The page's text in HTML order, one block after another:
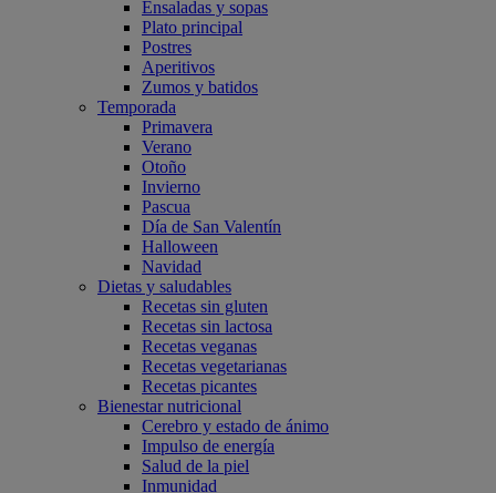
Ensaladas y sopas
Plato principal
Postres
Aperitivos
Zumos y batidos
Temporada
Primavera
Verano
Otoño
Invierno
Pascua
Día de San Valentín
Halloween
Navidad
Dietas y saludables
Recetas sin gluten
Recetas sin lactosa
Recetas veganas
Recetas vegetarianas
Recetas picantes
Bienestar nutricional
Cerebro y estado de ánimo
Impulso de energía
Salud de la piel
Inmunidad